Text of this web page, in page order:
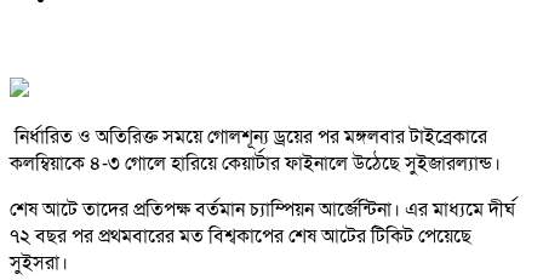
নির্ধারিত ও অতিরিক্ত সময়ে গোলশূন্য ড্রয়ের পর মঙ্গলবার টাইব্রেকারে
কলম্বিয়াকে ৪-৩ গোলে হারিয়ে কেয়ার্টার ফাইনালে উঠেছে সুইজারল্যান্ড।
শেষ আটে তাদের প্রতিপক্ষ বর্তমান চ্যাম্পিয়ন আর্জেন্টিনা। এর মাধ্যমে দীর্ঘ
৭২ বছর পর প্রথমবারের মত বিশ্বকাপের শেষ আটের টিকিট পেয়েছে
সুইসরা।